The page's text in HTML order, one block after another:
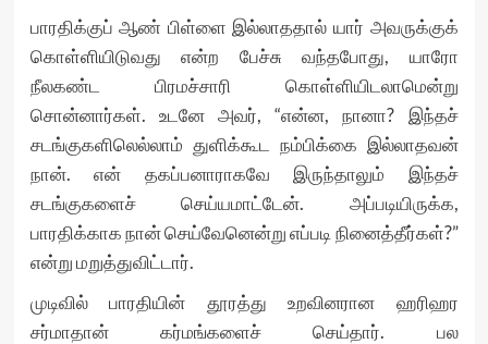
பாரதிக்குப் ஆண் பிள்ளை இல்லாததால் யார் அவருக்குக்
கொள்ளியிடுவது என்ற பேச்சு வந்தபோது, யாரோ
நீலகண்ட பிரமச்சாரி கொள்ளியிடலாமென்று
சொன்னார்கள். உடனே அவர், “என்ன, நானா? இந்தச்
சடங்குகளிலெல்லாம் துளிக்கூட நம்பிக்கை இல்லாதவன்
நான். என் தகப்பனாராகவே இருந்தாலும் இந்தச்
சடங்குகளைச் செய்யமாட்டேன். அப்படியிருக்க,
பாரதிக்காக நான் செய்வேனென்று எப்படி நினைத்தீர்கள்?”
என்று மறுத்துவிட்டார்.
முடிவில் பாரதியின் தூரத்து உறவினரான ஹரிஹர
சர்மாதான் கர்மங்களைச் செய்தார். பல